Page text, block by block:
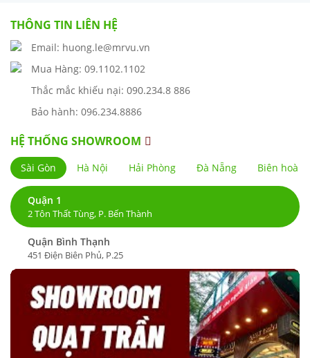
THÔNG TIN LIÊN HỆ
Email: huong.le@mrvu.vn
Mua Hàng: 09.1102.1102
Thắc mắc khiếu nại: 090.234.8 886
Bảo hành: 096.234.8886
HỆ THỐNG SHOWROOM
Sài Gòn Hà Nội Hải Phòng Đà Nẵng Biên hoà
Quận 1
2 Tôn Thất Tùng, P. Bến Thành
Quận Bình Thạnh
451 Điện Biên Phủ, P.25